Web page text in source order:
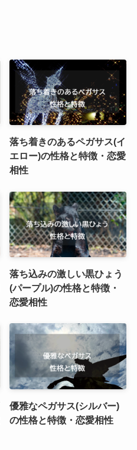
落ち着きのあるペガサス(イ
エロー)の性格と特徴・恋愛
相性
落ち込みの激しい黒ひょう
(パープル)の性格と特徴・
恋愛相性
優雅なペガサス(シルバー)
の性格と特徴・恋愛相性